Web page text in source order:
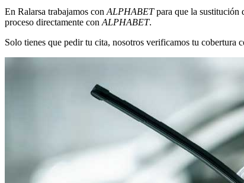
En Ralarsa trabajamos con ALPHABETpara que la sustitución
proceso directamente con ALPHABET.
Solo tienes que pedir tu cita, nosotros verificamos tu cobertura